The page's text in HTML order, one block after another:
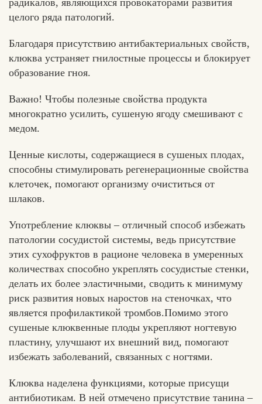
целого ряда патологий.
Благодаря присутствию антибактериальных свойств,
клюква устраняет гнилостные процессы и блокирует
образование гноя.
Важно! Чтобы полезные свойства продукта
многократно усилить, сушеную ягоду смешивают с
медом.
Ценные кислоты, содержащиеся в сушеных плодах,
способны стимулировать регенерационные свойства
клеточек, помогают организму очиститься от
шлаков.
Употребление клюквы – отличный способ избежать
патологии сосудистой системы, ведь присутствие
этих сухофруктов в рационе человека в умеренных
количествах способно укреплять сосудистые стенки,
делать их более эластичными, сводить к минимуму
риск развития новых наростов на стеночках, что
является профилактикой тромбов.Помимо этого
сушеные клюквенные плоды укрепляют ногтевую
пластину, улучшают их внешний вид, помогают
избежать заболеваний, связанных с ногтями.
Клюква наделена функциями, которые присущи
антибиотикам. В ней отмечено присутствие танина –